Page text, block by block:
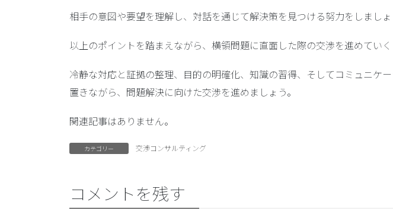
相手の意図や要望を理解し、対話を通じて解決策を見つける努力をしましょ
以上のポイントを踏まえながら、横領問題に直面した際の交渉を進めていく
冷静な対応と証拠の整理、目的の明確化、知識の習得、そしてコミュニケ
置きながら、問題解決に向けた交渉を進めましょう。
関連記事はありません。
カテゴリー 交渉コンサルティング
コメントを残す